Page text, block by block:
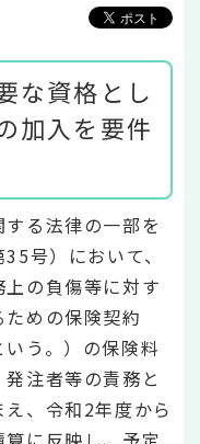
な資格とし
加入を要件
る法律の一部を
号）において、
の負傷等に対す
めの保険契約
いう。）の保険料
注者等の責務と
、令和2年度から